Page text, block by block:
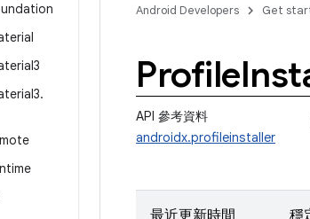
.
Android Developers Get
Profile
API 參考資料
androidx.profileinstaller
最近更新時間 穩